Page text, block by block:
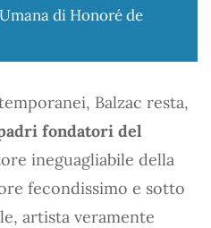
di Honoré de
Balzac resta,
fondatori del
ineguagliabile della
fecondissimo e sotto
artista veramente